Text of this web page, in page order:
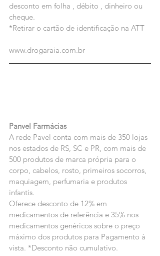
desconto em folha , débito , dinheiro ou
cheque.
*Retirar o cartão de identificação na ATT
www.drogaraia.com.br
Panvel Farmácias
A rede Pavel conta com mais de 350 lojas
nos estados de RS, SC e PR, com mais de
500 produtos de marca própria para o
corpo, cabelos, rosto, primeiros socorros,
maquiagem, perfumaria e produtos
infantis.
Oferece desconto de 12% em
medicamentos de referência e 35% nos
medicamentos genéricos sobre o preço
máximo dos produtos para Pagamento à
vista. *Desconto não cumulativo.